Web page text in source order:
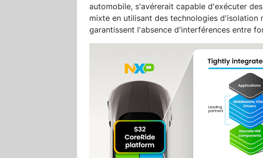
automobile, s'avérerait capable d'exécuter
mixte en utilisant des technologies d'isolation
garantissent l'absence d'interférences entre